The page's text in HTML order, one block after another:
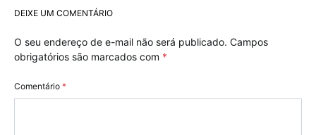
DEIXE UM COMENTÁRIO
O seu endereço de e-mail não será publicado. Campos
obrigatórios são marcados com *
Comentário *